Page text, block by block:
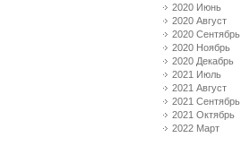
2020 Июнь
2020 Август
2020 Сентябрь
2020 Ноябрь
2020 Декабрь
2021 Июль
2021 Август
2021 Сентябрь
2021 Октябрь
2022 Март